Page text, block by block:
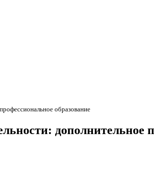
образование
дополнительное